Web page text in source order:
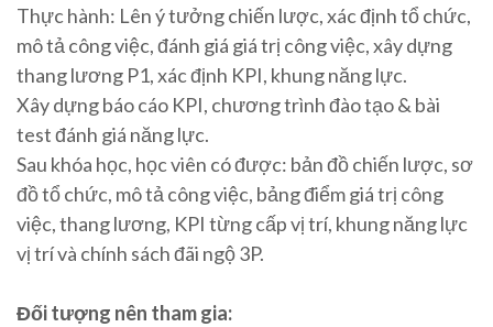
Thực hành: Lên ý tưởng chiến lược, xác định tổ chức,
mô tả công việc, đánh giá giá trị công việc, xây dựng
thang lương P1, xác định KPI, khung năng lực.
Xây dựng báo cáo KPI, chương trình đào tạo & bài
test đánh giá năng lực.
Sau khóa học, học viên có được: bản đồ chiến lược, sơ
đồ tổ chức, mô tả công việc, bảng điểm giá trị công
việc, thang lương, KPI từng cấp vị trí, khung năng lực
vị trí và chính sách đãi ngộ 3P.
Đối tượng nên tham gia: